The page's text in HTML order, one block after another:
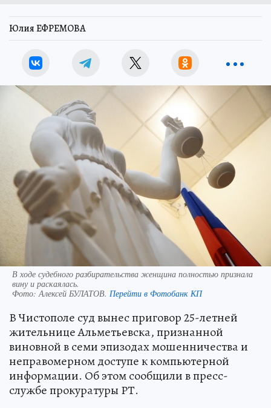
Юлия ЕФРЕМОВА
В ходе судебного разбирательства женщина полностью признала
вину и раскаялась.
Фото:Алексей БУЛАТОВ. Перейти в Фотобанк КП
В Чистополе суд вынес приговор 25-летней
жительнице Альметьевска, признанной
виновной в семи эпизодах мошенничества и
неправомерном доступе к компьютерной
информации. Об этом сообщили в пресс-
службе прокуратуры РТ.